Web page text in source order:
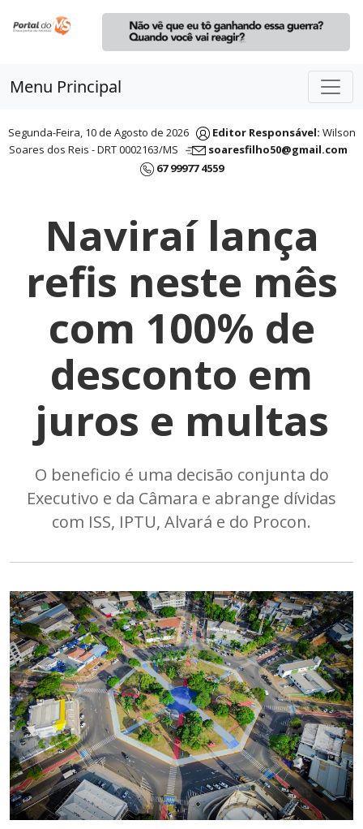
Menu Principal
Segunda-Feira, 10 de Agosto de 2026 Editor Responsável: Wilson
Soares dos Reis - DRT 0002163/MS
soaresfilho50@gmail.com
67 99977 4559
Naviraí lança
refis neste mês
com 100% de
desconto em
juros e multas
O beneficio é uma decisão conjunta do
Executivo e da Câmara e abrange dívidas
com ISS, IPTU, Alvará e do Procon.